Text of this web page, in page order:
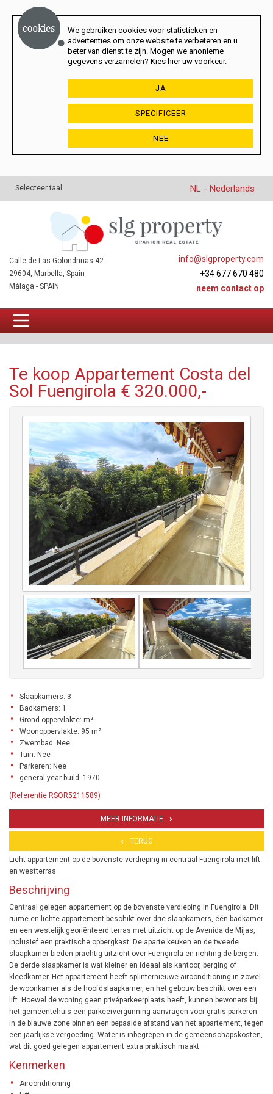
We gebruiken cookies voor statistieken en
advertenties om onze website te verbeteren en u
beter van dienst te zijn. Mogen we anonieme
gegevens verzamelen? Kies hier uw voorkeur.
JA
SPECIFICEER
NEE
Selecteer taal NL - Nederlands
info@slgproperty.com
+34 677 670 480
neem contact op
Calle de Las Golondrinas 42
29604, Marbella, Spain
Málaga - SPAIN
Te koop Appartement Costa del
Sol Fuengirola € 320.000,-
Slaapkamers: 3
Badkamers: 1
Grond oppervlakte: m²
Woonoppervlakte: 95 m²
Zwembad: Nee
Tuin: Nee
Parkeren: Nee
general.year-build: 1970
(Referentie RSOR5211589)
MEER INFORMATIE
TERUG
Licht appartement op de bovenste verdieping in centraal Fuengirola met lift
en westterras.
Beschrijving
Centraal gelegen appartement op de bovenste verdieping in Fuengirola. Dit
ruime en lichte appartement beschikt over drie slaapkamers, één badkamer
en een westelijk georiënteerd terras met uitzicht op de Avenida de Mijas,
inclusief een praktische opbergkast. De aparte keuken en de tweede
slaapkamer bieden prachtig uitzicht over Fuengirola en richting de bergen.
De derde slaapkamer is wat kleiner en ideaal als kantoor, berging of
kleedkamer. Het appartement heeft splinternieuwe airconditioning in zowel
de woonkamer als de hoofdslaapkamer, en het gebouw beschikt over een
lift. Hoewel de woning geen privéparkeerplaats heeft, kunnen bewoners bij
het gemeentehuis een parkeervergunning aanvragen voor gratis parkeren
in de blauwe zone binnen een bepaalde afstand van het appartement, tegen
een jaarlijkse vergoeding. Water is inbegrepen in de gemeenschapskosten,
wat dit goed gelegen appartement extra praktisch maakt.
Kenmerken
Airconditioning